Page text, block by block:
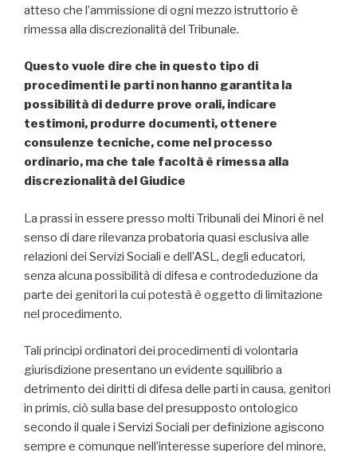
atteso che l’ammissione di ogni mezzo istruttorio è
rimessa alla discrezionalità del Tribunale.
Questo vuole dire che in questo tipo di
procedimenti le parti non hanno garantita la
possibilità di dedurre prove orali, indicare
testimoni, produrre documenti, ottenere
consulenze tecniche, come nel processo
ordinario, ma che tale facoltà è rimessa alla
discrezionalità del Giudice
La prassi in essere presso molti Tribunali dei Minori è nel
senso di dare rilevanza probatoria quasi esclusiva alle
relazioni dei Servizi Sociali e dell’ASL, degli educatori,
senza alcuna possibilità di difesa e controdeduzione da
parte dei genitori la cui potestà è oggetto di limitazione
nel procedimento.
Tali principi ordinatori dei procedimenti di volontaria
giurisdizione presentano un evidente squilibrio a
detrimento dei diritti di difesa delle parti in causa, genitori
in primis, ciò sulla base del presupposto ontologico
secondo il quale i Servizi Sociali per definizione agiscono
sempre e comunque nell’interesse superiore del minore,